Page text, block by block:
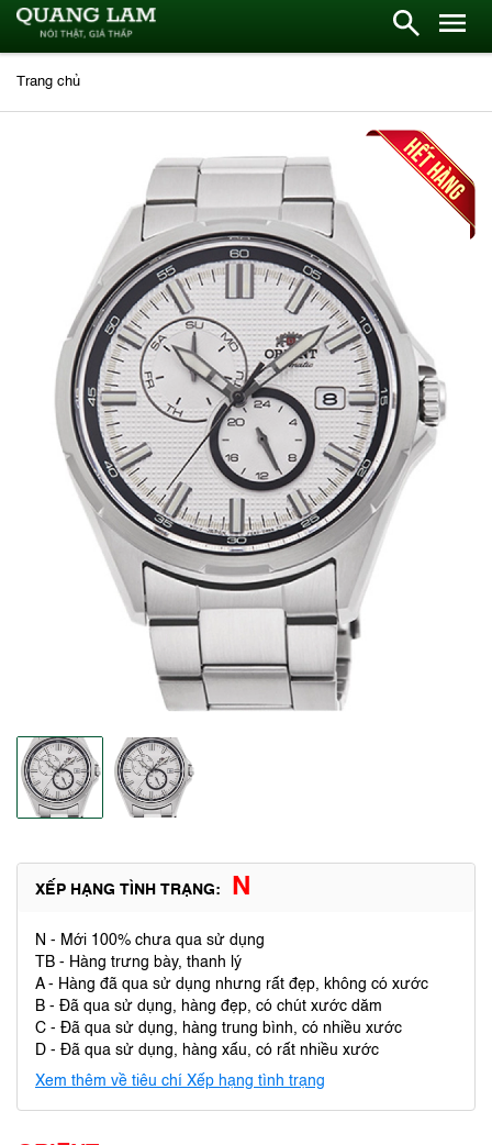
Trang chủ
XẾP HẠNG TÌNH TRẠNG: N
N - Mới 100% chưa qua sử dụng
TB - Hàng trưng bày, thanh lý
A - Hàng đã qua sử dụng nhưng rất đẹp, không có xước
B - Đã qua sử dụng, hàng đẹp, có chút xước dăm
C - Đã qua sử dụng, hàng trung bình, có nhiều xước
D - Đã qua sử dụng, hàng xấu, có rất nhiều xước
Xem thêm về tiêu chí Xếp hạng tình trạng